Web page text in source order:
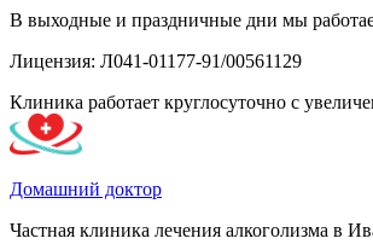
В выходные и праздничные дни мы
Лицензия: Л041-01177-91/00561129
Клиника работает круглосуточно с
Домашний доктор
Частная клиника лечения алкоголизма в